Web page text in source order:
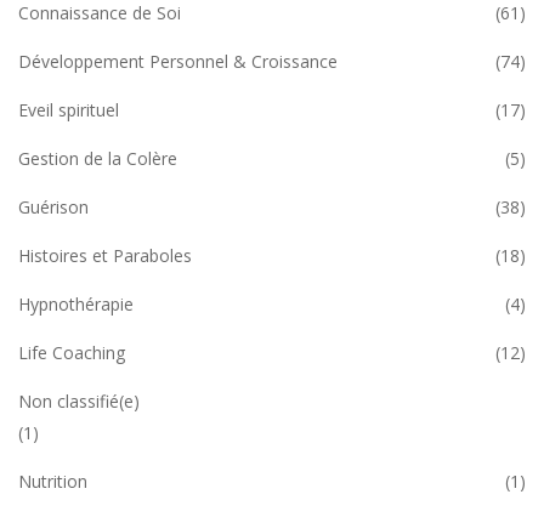
Connaissance de Soi (61)
Développement Personnel & Croissance (74)
Eveil spirituel (17)
Gestion de la Colère (5)
Guérison (38)
Histoires et Paraboles (18)
Hypnothérapie (4)
Life Coaching (12)
Non classifié(e)
(1)
Nutrition (1)